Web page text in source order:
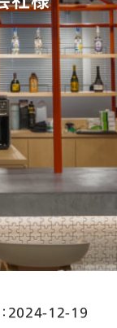
2024-12-19